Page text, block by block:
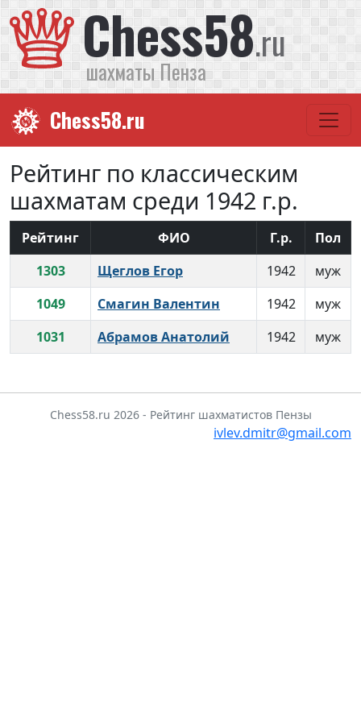
Chess58.ru
шахматы Пенза
Chess58.ru
Рейтинг по классическим
шахматам среди 1942 г.р.
Рейтинг ФИО Г.р.
Пол
1303
Щеглов Егор 1942
муж
1049
Смагин Валентин 1942
муж
1031
Абрамов Анатолий 1942 муж
Chess58.ru 2026 - Рейтинг шахматистов Пензы
ivlev.dmitr@gmail.com